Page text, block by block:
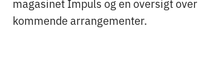
kommende arrangementer.